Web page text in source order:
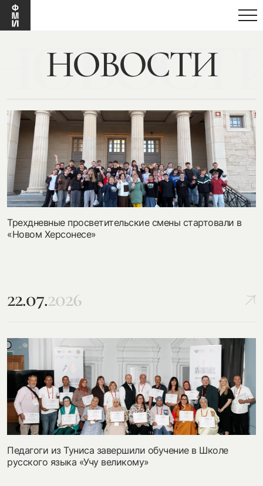
my.history.fond@bk.ru
смотреть
НОВОСТИ
Трехдневные просветительские смены стартовали в
«Новом Херсонесе»
22.07.2026
Педагоги из Туниса завершили обучение в Школе
русского языка «Учу великому»